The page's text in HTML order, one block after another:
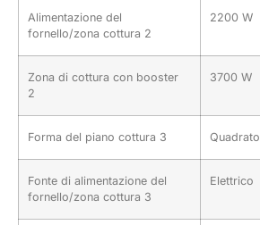
Alimentazione del
fornello/zona cottura 2
2200 W
Zona di cottura con booster
2
3700 W
Forma del piano cottura 3 Quadrato
Fonte di alimentazione del
fornello/zona cottura 3
Elettrico